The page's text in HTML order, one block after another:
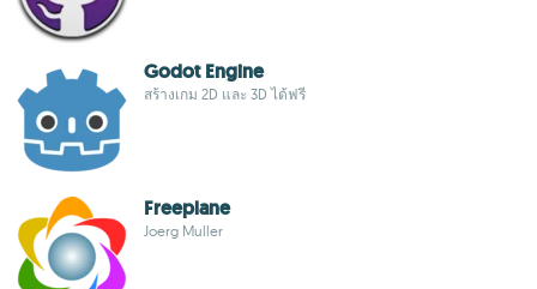
Godot Engine
สร้างเกม 2D และ 3D ได้ฟรี
Freeplane
Joerg Muller